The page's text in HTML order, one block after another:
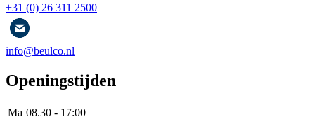
+31 (0) 26 311 2500
info@beulco.nl
Openingstijden
Ma 08.30 - 17:00